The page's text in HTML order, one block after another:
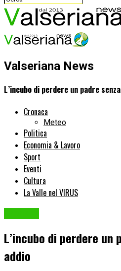
Valseriana News
L’incubo di perdere un padre
Cronaca
Meteo
Politica
Economia & Lavoro
Sport
Eventi
Cultura
La Valle nel VIRUS
L’incubo di perdere un
addio